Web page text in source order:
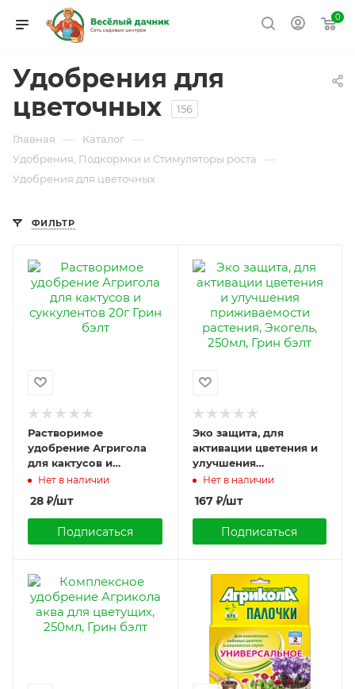
0
Удобрения для
цветочных
156
Главная — Каталог —
Удобрения, Подкормки и Стимуляторы роста —
Удобрения для цветочных
ФИЛЬТР
Растворимое
удобрение Агригола
для кактусов и
суккулентов 20г Грин
Нет в наличии
28 ₽/шт
Подписаться
Эко защита, для
активации цветения и
улучшения
приживаемости
растения, Экогель,
250мл, Грин бэлт
Нет в наличии
167₽/шт
Подписаться